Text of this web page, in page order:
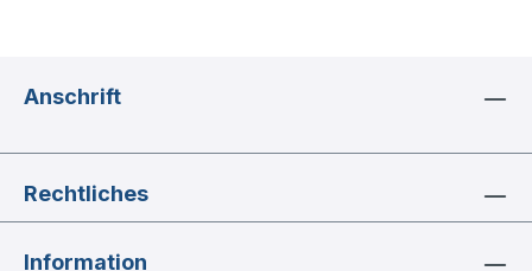
Anschrift
Rechtliches
Information